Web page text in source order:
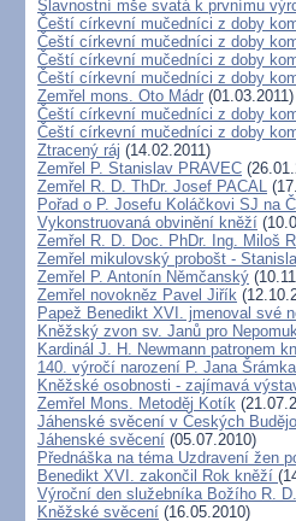
Slavnostní mše svatá k prvnímu
Čeští církevní mučedníci z doby
Čeští církevní mučedníci z doby
Čeští církevní mučedníci z doby
Čeští církevní mučedníci z doby
Zemřel mons. Oto Mádr (01.03.2011)
Čeští církevní mučedníci z doby
Čeští církevní mučedníci z doby
Ztracený ráj (14.02.2011)
Zemřel P. Stanislav PRAVEC
Zemřel R. D. ThDr. Josef PACAL
Pořad o P. Josefu Koláčkovi SJ na
Vykonstruovaná obvinění kněží
Zemřel R. D. Doc. PhDr. Ing. Miloš
Zemřel mikulovský probošt -
Zemřel P. Antonín Němčanský
Zemřel novokněz Pavel Jiřík
Papež Benedikt XVI. jmenoval své
Kněžský zvon sv. Janů pro
Kardinál J. H. Newmann patronem
140. výročí narození P. Jana Šrámka
Kněžské osobnosti - zajímavá
Zemřel Mons. Metoděj Kotík
Jáhenské svěcení v Českých
Jáhenské svěcení (05.07.2010)
Přednáška na téma Uzdravení žen
Benedikt XVI. zakončil Rok kněží
Výroční den služebníka Božího R.
Kněžské svěcení (16.05.2010)